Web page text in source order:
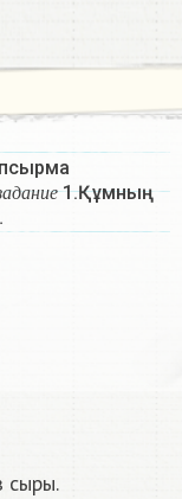
а д а н и е
адание
1.Құмның
сыры.